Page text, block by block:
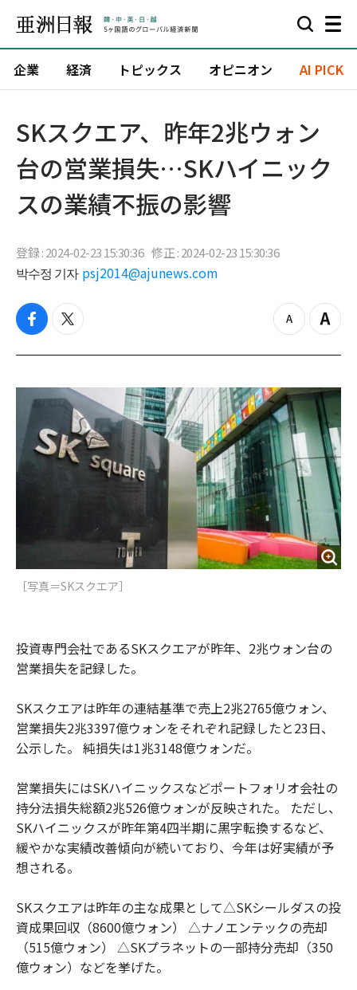
企業 経済 トピックス オピニオン AI PICK
SKスクエア、昨年2兆ウォン
台の営業損失…SKハイニック
スの業績不振の影響
登録 : 2024-02-23 15:30:36 修正 : 2024-02-23 15:30:36
박수정 기자 psj2014@ajunews.com
f
c
b
o
t
i
t
e
z
o
o
u
t
Z
o
i
n
［写真＝SKスクエア］
投資専門会社であるSKスクエアが昨年、2兆ウォン台の
営業損失を記録した。
SKスクエアは昨年の連結基準で売上2兆2765億ウォン、
営業損失2兆3397億ウォンをそれぞれ記録したと23日、
公示した。 純損失は1兆3148億ウォンだ。
営業損失にはSKハイニックスなどポートフォリオ会社の
持分法損失総額2兆526億ウォンが反映された。 ただし、
SKハイニックスが昨年第4四半期に黒字転換するなど、
緩やかな実績改善傾向が続いており、今年は好実績が予
想される。
SKスクエアは昨年の主な成果として△SKシールダスの投
資成果回収（8600億ウォン） △ナノエンテックの売却
（515億ウォン） △SKプラネットの一部持分売却（350
億ウォン）などを挙げた。